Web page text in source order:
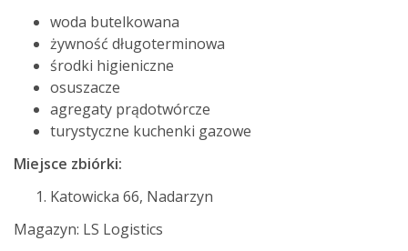
woda butelkowana
żywność długoterminowa
środki higieniczne
osuszacze
agregaty prądotwórcze
turystyczne kuchenki gazowe
Miejsce zbiórki:
Katowicka 66, Nadarzyn
Magazyn: LS Logistics